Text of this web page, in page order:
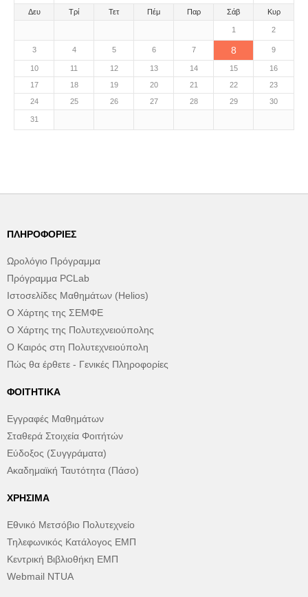
Δευ Τρί Τετ Πέμ Παρ Σάβ Κυρ
1 2
3 4 5 6 7 8 9
10 11 12 13 14 15
16
17
18 19 20 21 22
23
24
25 26 27 28 29 30
31
ΠΛΗΡΟΦΟΡΊΕΣ
Ωρολόγιο Πρόγραμμα
Πρόγραμμα PCLab
Ιστοσελίδες Μαθημάτων (Helios)
Ο Χάρτης της ΣΕΜΦΕ
Ο Χάρτης της Πολυτεχνειούπολης
Ο Καιρός στη Πολυτεχνειούπολη
Πώς θα έρθετε - Γενικές Πληροφορίες
ΦΟΙΤΗΤΙΚΆ
Εγγραφές Μαθημάτων
Σταθερά Στοιχεία Φοιτήτών
Εύδοξος (Συγγράματα)
Ακαδημαϊκή Ταυτότητα (Πάσο)
ΧΡΉΣΙΜΑ
Εθνικό Μετσόβιο Πολυτεχνείο
Τηλεφωνικός Κατάλογος ΕΜΠ
Κεντρική Βιβλιοθήκη ΕΜΠ
Webmail NTUA